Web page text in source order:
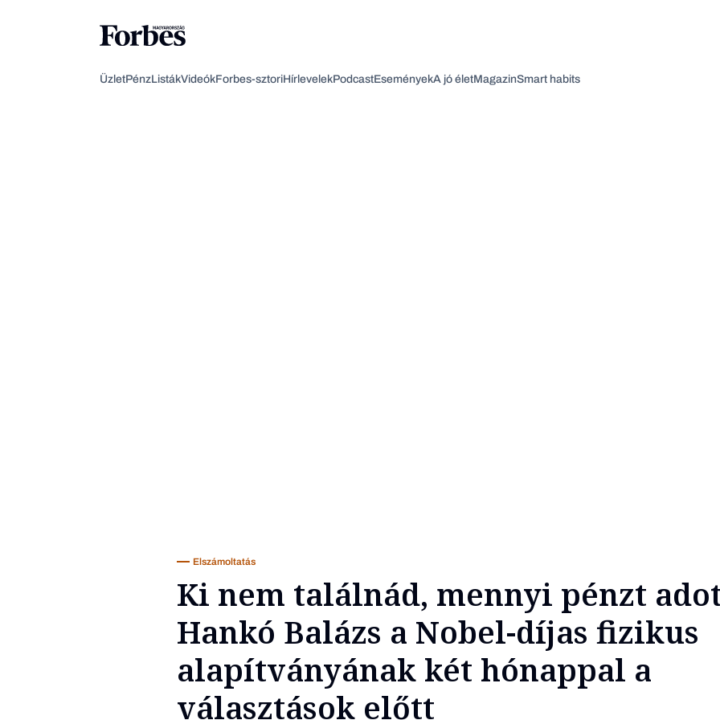
ÜzletPénzListákVideókForbes-sztoriHírlevelekPodcastEseményekA jó életMagazinSmart habits
Elszámoltatás
Ki nem találnád, mennyi pénzt
Hankó Balázs a Nobel-díjas fizikus
alapítványának két hónappal a
választások előtt